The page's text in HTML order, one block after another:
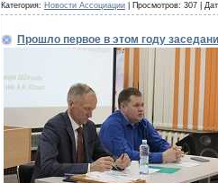
Категория: Новости Ассоциации | Просмотров: 307 |
Прошло первое в этом году